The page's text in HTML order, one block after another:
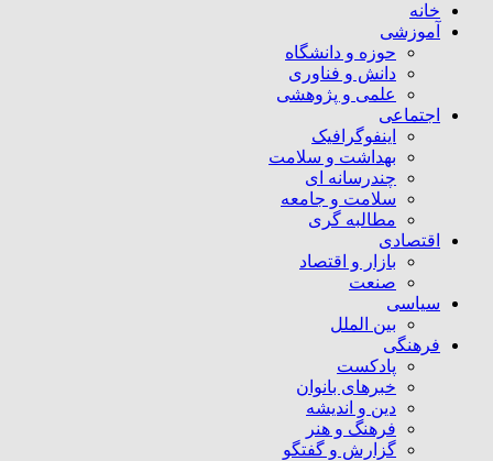
خانه
آموزشی
حوزه و دانشگاه
دانش و فناوری
علمی و پژوهشی
اجتماعی
اینفوگرافیک
بهداشت و سلامت
چندرسانه ای
سلامت و جامعه
مطالبه گری
اقتصادی
بازار و اقتصاد
صنعت
سیاسی
بین الملل
فرهنگی
پادکست
خبرهای بانوان
دین و اندیشه
فرهنگ و هنر
گزارش و گفتگو